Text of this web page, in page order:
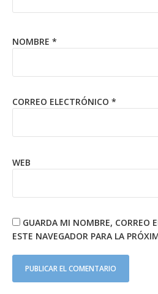
NOMBRE *
CORREO ELECTRÓNICO *
WEB
GUARDA MI NOMBRE, CORREO
ESTE NAVEGADOR PARA LA